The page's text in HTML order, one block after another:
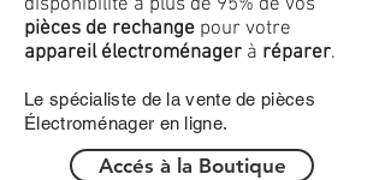
disponibilité à plus de 95% de vos
pièces de rechange pour votre
appareil électroménager à réparer.
Le spécialiste de la vente de pièces
Électroménager en ligne.
Accés à la Boutique